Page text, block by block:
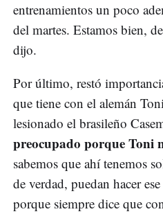
entrenamientos un poco
del martes. Estamos bien,
dijo.
Por último, restó
que tiene con el alemán
lesionado el brasileño
preocupado porque Toni
sabemos que ahí tenemos
de verdad, puedan hacer
porque siempre dice que